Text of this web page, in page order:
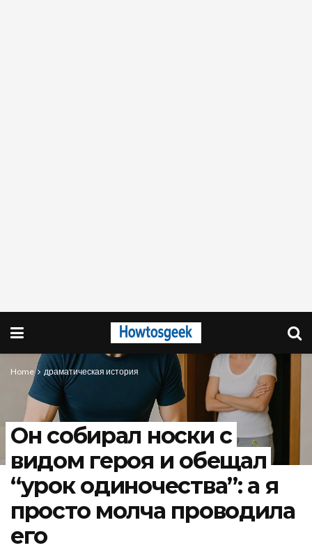
Home драматическая история
Он собирал носки с
видом героя и обещал
“урок одиночества”: а я
просто молча проводила
его